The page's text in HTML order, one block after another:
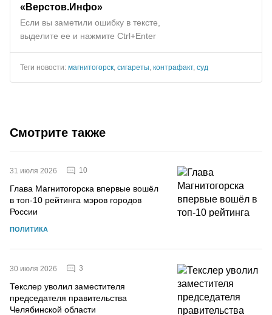
«Верстов.Инфо»
Если вы заметили ошибку в тексте,
выделите ее и нажмите Ctrl+Enter
Теги новости: магнитогорск сигареты контрафакт, суд
Смотрите также
31 июля 2026 10
Глава Магнитогорска впервые вошёл
в топ-10 рейтинга мэров городов
России
ПОЛИТИКА
30 июля 2026 3
Текслер уволил заместителя
председателя правительства
Челябинской области